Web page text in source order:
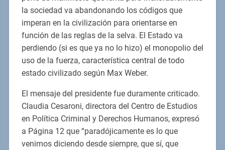
la sociedad va abandonando los códigos que
imperan en la civilización para orientarse en
función de las reglas de la selva. El Estado va
perdiendo (si es que ya no lo hizo) el monopolio del
uso de la fuerza, característica central de todo
estado civilizado según Max Weber.
El mensaje del presidente fue duramente criticado.
Claudia Cesaroni, directora del Centro de Estudios
en Política Criminal y Derechos Humanos, expresó
a Página 12 que “paradójicamente es lo que
venimos diciendo desde siempre, que sí, que